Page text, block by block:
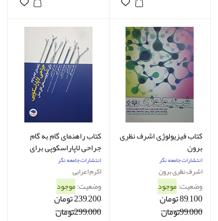
کتاب فیزیولوژی اشرف نظری
برون
انتشارات جامعه نگر
اشرف نظری برون
وضعیت:موجود
89,100 تومان
99,000تومان
کتاب راهنمای گام به گام
جراحی لاپاراسکوپی برای
تکنولوژیست های اتاق عمل
اکرم اعرابی
انتشارات جامعه نگر
اکرم اعرابی
وضعیت:موجود
239,200 تومان
299,000تومان